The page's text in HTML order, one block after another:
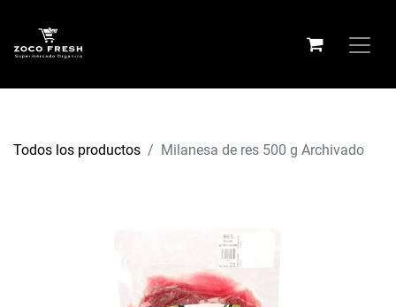
Todos los productos Milanesa de res 500 g Archivado